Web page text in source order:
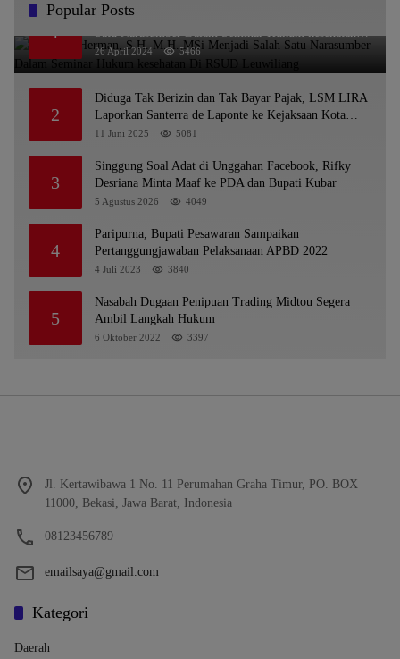
Popular Posts
1
Dr. KMS Herman, S.H.,M.H.,MSi Menjadi Salah
Satu Narasumber Dalam Seminar Hukum kesehatan
Di RSUD Leuwiliang
26 April 2024 5466
2
Diduga Tak Berizin dan Tak Bayar Pajak, LSM LIRA
Laporkan Santerra de Laponte ke Kejaksaan Kota
Batu
11 Juni 2025 5081
3
Singgung Soal Adat di Unggahan Facebook, Rifky
Desriana Minta Maaf ke PDA dan Bupati Kubar
5 Agustus 2026 4049
4
Paripurna, Bupati Pesawaran Sampaikan
Pertanggungjawaban Pelaksanaan APBD 2022
4 Juli 2023 3840
5
Nasabah Dugaan Penipuan Trading Midtou Segera
Ambil Langkah Hukum
6 Oktober 2022 3397
Jl. Kertawibawa 1 No. 11 Perumahan Graha Timur, PO. BOX
11000, Bekasi, Jawa Barat, Indonesia
08123456789
emailsaya@gmail.com
Kategori
Daerah